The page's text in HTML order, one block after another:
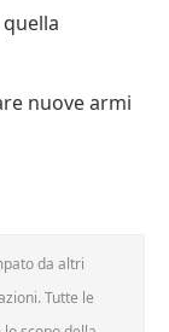
nuove armi
da altri
Tutte le